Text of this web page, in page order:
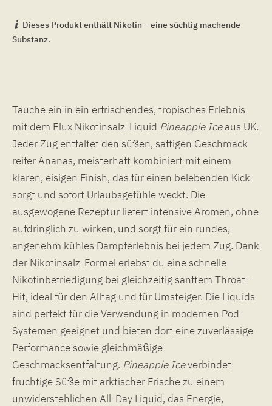
Dieses Produkt enthält Nikotin – eine süchtig machende
Substanz.
Tauche ein in ein erfrischendes, tropisches Erlebnis
mit dem Elux Nikotinsalz-Liquid Pineapple Iceaus UK.
Jeder Zug entfaltet den süßen, saftigen Geschmack
reifer Ananas, meisterhaft kombiniert mit einem
klaren, eisigen Finish, das für einen belebenden Kick
sorgt und sofort Urlaubsgefühle weckt. Die
ausgewogene Rezeptur liefert intensive Aromen, ohne
aufdringlich zu wirken, und sorgt für ein rundes,
angenehm kühles Dampferlebnis bei jedem Zug. Dank
der Nikotinsalz-Formel erlebst du eine schnelle
Nikotinbefriedigung bei gleichzeitig sanftem Throat-
Hit, ideal für den Alltag und für Umsteiger. Die Liquids
sind perfekt für die Verwendung in modernen Pod-
Systemen geeignet und bieten dort eine zuverlässige
Performance sowie gleichmäßige
Geschmacksentfaltung. Pineapple Iceverbindet
fruchtige Süße mit arktischer Frische zu einem
unwiderstehlichen All-Day Liquid, das Energie,